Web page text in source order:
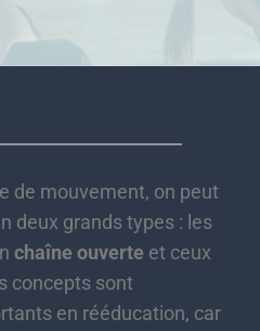
de mouvement, on peut
deux grands types : les
chaîne ouverte et ceux
concepts sont
en rééducation, car